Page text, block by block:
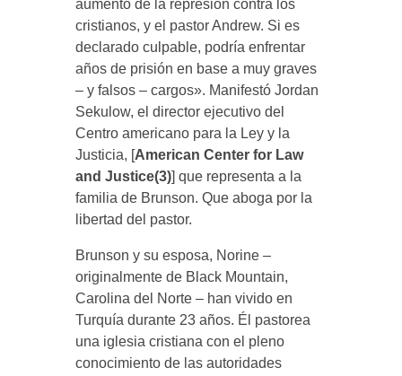
aumento de la represión contra los
cristianos, y el pastor Andrew. Si es
declarado culpable, podría enfrentar
años de prisión en base a muy graves
– y falsos – cargos». Manifestó Jordan
Sekulow, el director ejecutivo del
Centro americano para la Ley y la
Justicia, [American Center for Law
and Justice(3)] que representa a la
familia de Brunson. Que aboga por la
libertad del pastor.
Brunson y su esposa, Norine –
originalmente de Black Mountain,
Carolina del Norte – han vivido en
Turquía durante 23 años. Él pastorea
una iglesia cristiana con el pleno
conocimiento de las autoridades